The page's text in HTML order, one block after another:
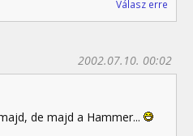
Válasz erre
2002.07.10. 00:02
de majd a Hammer...